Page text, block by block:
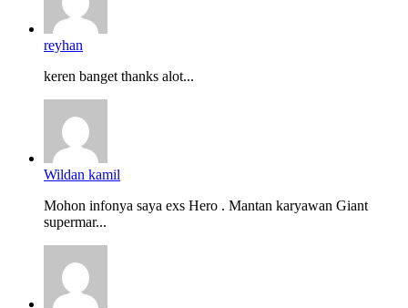
reyhan
keren banget thanks alot...
Wildan kamil
Mohon infonya saya exs Hero . Mantan karyawan Giant
supermar...